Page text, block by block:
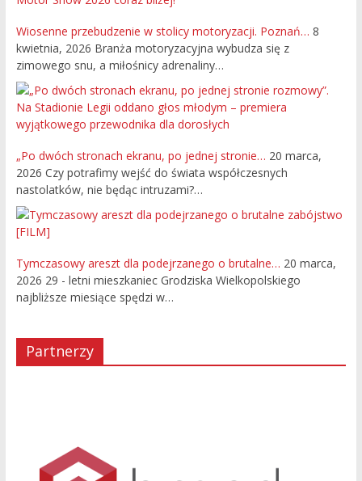
Wiosenne przebudzenie w stolicy motoryzacji. Poznań… 8
kwietnia, 2026 Branża motoryzacyjna wybudza się z
zimowego snu, a miłośnicy adrenaliny…
„Po dwóch stronach ekranu, po jednej stronie… 20 marca,
2026 Czy potrafimy wejść do świata współczesnych
nastolatków, nie będąc intruzami?…
Tymczasowy areszt dla podejrzanego o brutalne… 20 marca,
2026 29 - letni mieszkaniec Grodziska Wielkopolskiego
najbliższe miesiące spędzi w…
Partnerzy